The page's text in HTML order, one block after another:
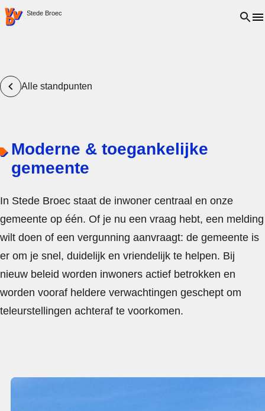
VVD.nl - Ga naar de homepage
Stede Broec Open
Alle standpunten
Moderne & toegankelijke
gemeente
In Stede Broec staat de inwoner centraal en onze
gemeente op één. Of je nu een vraag hebt, een melding
wilt doen of een vergunning aanvraagt: de gemeente is
er om je snel, duidelijk en vriendelijk te helpen. Bij
nieuw beleid worden inwoners actief betrokken en
worden vooraf heldere verwachtingen geschept om
teleurstellingen achteraf te voorkomen.